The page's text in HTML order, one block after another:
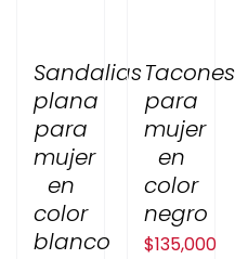
Sandalias
plana
para
mujer
en
color
blanco
Tacones
para
mujer
en
color
negro
$135,000